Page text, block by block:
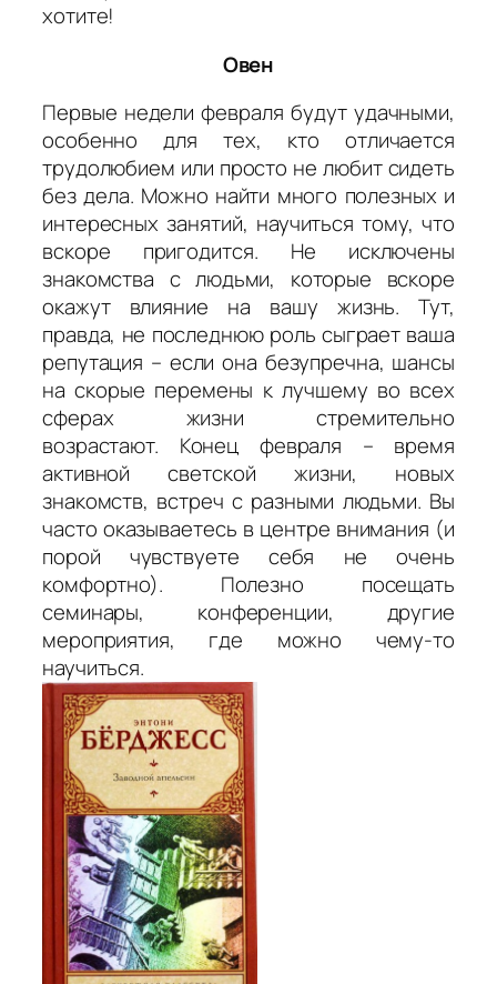
хотите!
Овен
Первые недели февраля будут удачными,
особенно для тех, кто отличается
трудолюбием или просто не любит сидеть
без дела. Можно найти много полезных и
интересных занятий, научиться тому, что
вскоре пригодится. Не исключены
знакомства с людьми, которые вскоре
окажут влияние на вашу жизнь. Тут,
правда, не последнюю роль сыграет ваша
репутация – если она безупречна, шансы
на скорые перемены к лучшему во всех
сферах жизни стремительно
возрастают. Конец февраля – время
активной светской жизни, новых
знакомств, встреч с разными людьми. Вы
часто оказываетесь в центре внимания (и
порой чувствуете себя не очень
комфортно). Полезно посещать
семинары, конференции, другие
мероприятия, где можно чему-то
научиться.